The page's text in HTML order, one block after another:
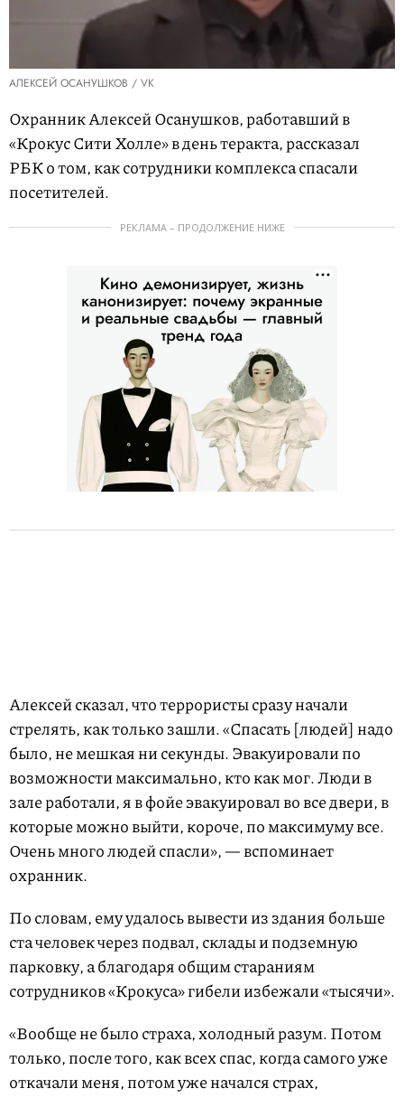
АЛЕКСЕЙ ОСАНУШКОВ / VK
Охранник Алексей Осанушков, работавший в
«Крокус Сити Холле» в день теракта, рассказал
РБК о том, как сотрудники комплекса спасали
посетителей.
РЕКЛАМА – ПРОДОЛЖЕНИЕ НИЖЕ
Алексей сказал, что террористы сразу начали
стрелять, как только зашли. «Спасать [людей] надо
было, не мешкая ни секунды. Эвакуировали по
возможности максимально, кто как мог. Люди в
зале работали, я в фойе эвакуировал во все двери, в
которые можно выйти, короче, по максимуму все.
Очень много людей спасли», — вспоминает
охранник.
По словам, ему удалось вывести из здания больше
ста человек через подвал, склады и подземную
парковку, а благодаря общим стараниям
сотрудников «Крокуса» гибели избежали «тысячи».
«Вообще не было страха, холодный разум. Потом
только, после того, как всех спас, когда самого уже
откачали меня, потом уже начался страх,